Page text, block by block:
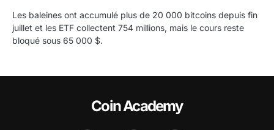
Les baleines ont accumulé plus de 20 000 bitcoins depuis fin
juillet et les ETF collectent 754 millions, mais le cours reste
bloqué sous 65 000 $.
Coin Academy